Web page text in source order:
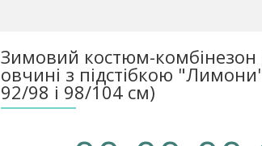
Зимовий костюм-комбінезон
овчині з підстібкою
92/98 і 98/104 см)